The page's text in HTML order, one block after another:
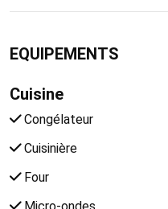
EQUIPEMENTS
Cuisine
Congélateur
Cuisinière
Four